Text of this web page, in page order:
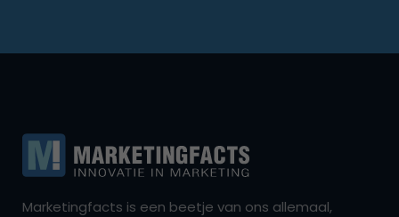
Marketingfacts is een beetje van ons allemaal,